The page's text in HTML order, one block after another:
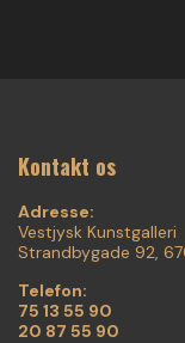
Kontakt os
Adresse:
Vestjysk Kunstgalleri
Strandbygade 92,
Telefon:
75 13 55 90
20 87 55 90